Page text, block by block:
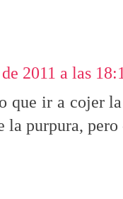
2011 a las
que ir a cojer
la purpura,